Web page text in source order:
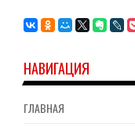
НАВИГАЦИЯ
ГЛАВНАЯ